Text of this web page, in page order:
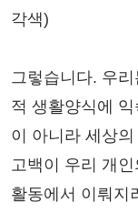
각색)
그렇습니다. 우
적 생활양식에
이 아니라 세상
고백이 우리 개
활동에서 이뤄지